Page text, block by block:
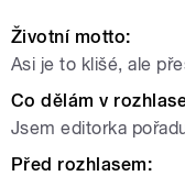
Životní motto:
Asi je to klišé, ale
Co dělám v
Jsem editorka
Před rozhlasem: